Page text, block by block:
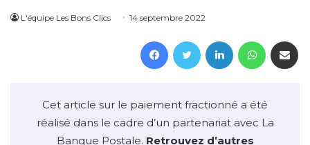
L'équipe Les Bons Clics 14 septembre 2022
FacebookTwitter Linkedin
Cet article sur le paiement fractionné a été
réalisé dans le cadre d’un partenariat avec La
Banque Postale. Retrouvez d’autres